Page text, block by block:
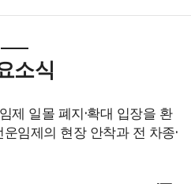
소식
제 일몰 폐지·확대 입장을 환
임제의 현장 안착과 전 차종·